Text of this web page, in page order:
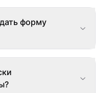
форму